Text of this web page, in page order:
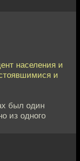
населения и
и
был один
из одного